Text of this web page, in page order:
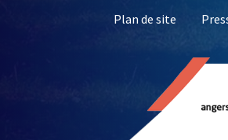
Plan de site